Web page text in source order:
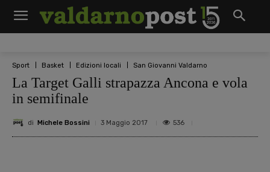
Sport Basket Edizioni locali San Giovanni Valdarno
La Target Galli strapazza Ancona e vola
in semifinale
di Michele Bossini 3 Maggio 2017 536